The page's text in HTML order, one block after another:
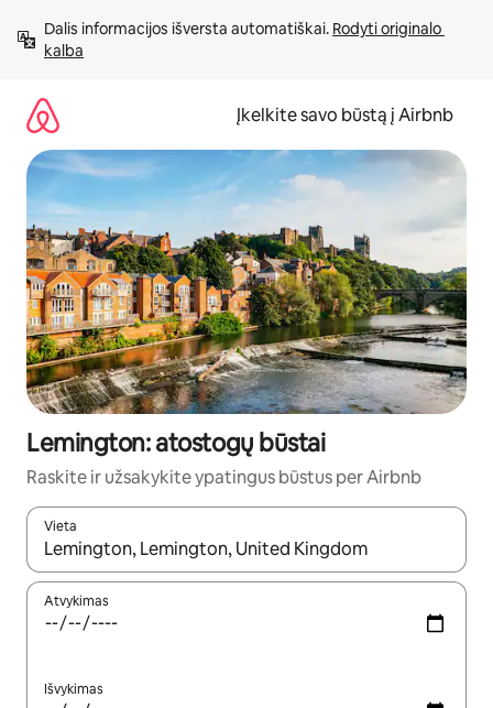
prie
turinio
Dalis informacijos išversta automatiškai. Rodyti originalo
kalba
Įkelkite savo būstą į Airbnb
Lemington: atostogų būstai
Raskite ir užsakykite ypatingus būstus per Airbnb
Vieta
Kai pasirodys paieškos rezultatai, juos naršyti galite
Atvykimas
Išvykimas